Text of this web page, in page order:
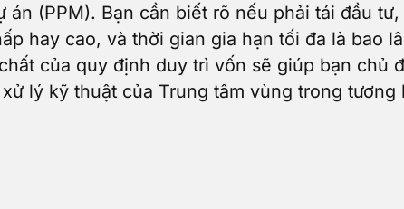
án (PPM). Bạn cần biết rõ nếu phải tái đầu
hay cao, và thời gian gia hạn tối đa là bao
của quy định duy trì vốn sẽ giúp bạn chủ
lý kỹ thuật của Trung tâm vùng trong tương